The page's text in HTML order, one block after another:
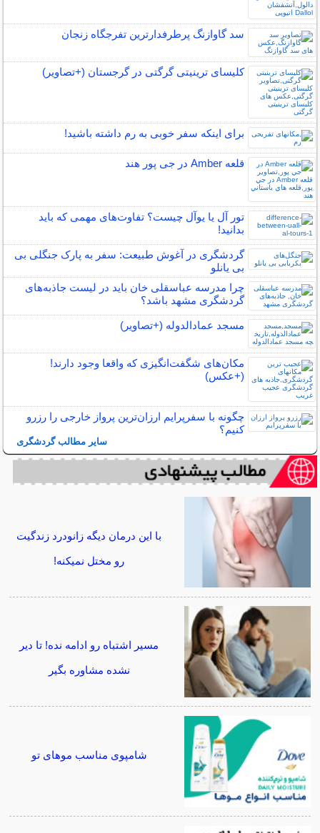
سد گاوازنگ پرطرفدارترین تفرجگاه زنجان
کلیسای ترینیتی گرگتی در گرجستان (+تصاویر)
برای اینکه سفر خوبی به رم داشته باشید!
قلعه Amber در جی پور هند
تور آل یا یوآل چیست؟ تفاوت‌های مهمی که باید
بدانید!
گردشگری در آغوش طبیعت: سفر به پارک جنگلی بی
بی یانلو
چرا مدرسه عباسقلی خان باید در لیست جاذبه‌های
گردشگری مشهد باشد؟
مسجد عمادالدوله (+تصاویر)
مکان‌های شگفت‌انگیزی که واقعا وجود دارند!
(+عکس)
چگونه با سفرپرایم ارزان‌ترین پرواز خارجی را رزرو
کنیم؟
سایر مطالب گردشگری
با این درمان دیگه زانودرد زندگیت
رو مختل نمیکنه!
مسیر اشتباه رو ادامه نده! تا دیر
نشده مشاوره بگیر
شامپوی مناسب موهای تو